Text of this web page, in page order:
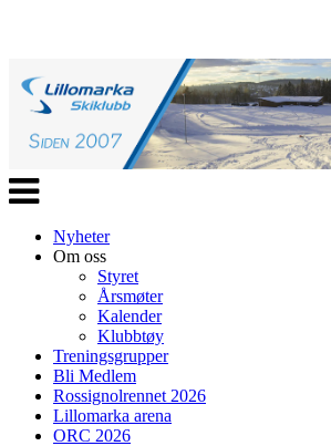
Veksle
navigasjon
Nyheter
Om oss
Styret
Årsmøter
Kalender
Klubbtøy
Treningsgrupper
Bli Medlem
Rossignolrennet 2026
Lillomarka arena
ORC 2026